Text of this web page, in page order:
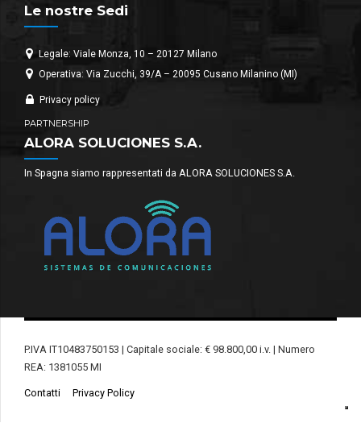
Le nostre Sedi
Legale: Viale Monza, 10 – 20127 Milano
Operativa: Via Zucchi, 39/A – 20095 Cusano Milanino (MI)
Privacy policy
PARTNERSHIP
ALORA SOLUCIONES S.A.
In Spagna siamo rappresentati da ALORA SOLUCIONES S.A.
P.IVA IT10483750153 | Capitale sociale: € 98.800,00 i.v. | Numero
REA: 1381055 MI
Contatti Privacy Policy